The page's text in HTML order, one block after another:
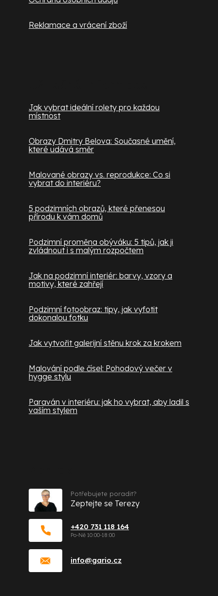
Reklamace a vrácení zboží
Jak vybrat ideální rolety pro každou
místnost
Obrazy Dmitry Belova: Současné umění,
které udává směr
Malované obrazy vs. reprodukce: Co si
vybrat do interiéru?
5 podzimních obrazů, které přenesou
přírodu k vám domů
Podzimní proměna obýváku: 5 tipů, jak ji
zvládnout i s malým rozpočtem
Jak na podzimní interiér: barvy, vzory a
motivy, které zahřejí
Podzimní fotoobraz: tipy, jak vyfotit
dokonalou fotku
Jak vytvořit galerijní stěnu krok za krokem
Malování podle čísel: Pohodový večer v
hygge stylu
Paraván v interiéru: jak ho vybrat, aby ladil s
vaším stylem
info@gario.cz
+420 731 118 164
Potřebujete poradit?
Zeptejte se Terezy